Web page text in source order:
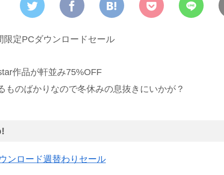
限定PCダウンロードセール
作品が軒並み75%OFF
ものばかりなので冬休みの息抜きにいかが？
ンロード週替わりセール